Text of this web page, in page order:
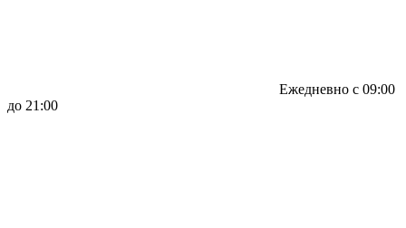
Ежедневно с 09:00
до 21:00